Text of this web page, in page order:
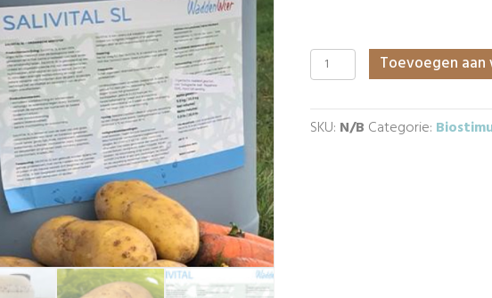
Biostimulant
|
Salivital
Toevoegen
SKU: N/B Categorie: